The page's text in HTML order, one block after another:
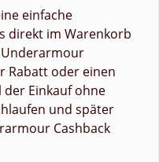
einfache
direkt im Warenkorb
Rabatt oder einen
Einkauf ohne
und später
Cashback